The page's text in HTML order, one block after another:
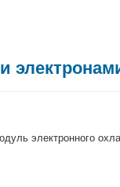
электронного